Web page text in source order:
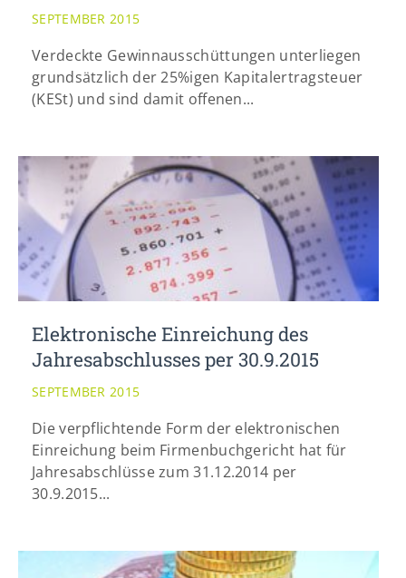
SEPTEMBER 2015
Verdeckte Gewinnausschüttungen unterliegen
grundsätzlich der 25%igen Kapitalertragsteuer
(KESt) und sind damit offenen...
Elektronische Einreichung des
Jahresabschlusses per 30.9.2015
SEPTEMBER 2015
Die verpflichtende Form der elektronischen
Einreichung beim Firmenbuchgericht hat für
Jahresabschlüsse zum 31.12.2014 per
30.9.2015...